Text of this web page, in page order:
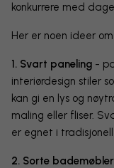
konkurrere med
Her er noen ideer
1. Svart paneling -
interiørdesign stiler
kan gi en lys og
maling eller fliser.
er egnet i
2. Sorte bademøbler